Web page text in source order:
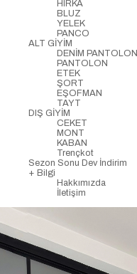
HIRKA
BLUZ
YELEK
PANCO
ALT GİYİM
DENİM PANTOLON
PANTOLON
ETEK
ŞORT
EŞOFMAN
TAYT
DIŞ GİYİM
CEKET
MONT
KABAN
Trençkot
Sezon Sonu Dev İndirim
+ Bilgi
Hakkımızda
İletişim